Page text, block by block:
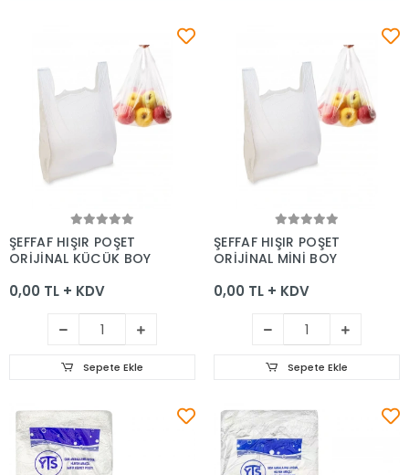
Sepete Ekle
ŞEFFAF HIŞIR POŞET
ORİJİNAL KÜÇÜK BOY
0,00 TL + KDV
Sepete Ekle
Sepete Ekle
ŞEFFAF HIŞIR POŞET
ORİJİNAL MİNİ BOY
0,00 TL + KDV
Sepete Ekle